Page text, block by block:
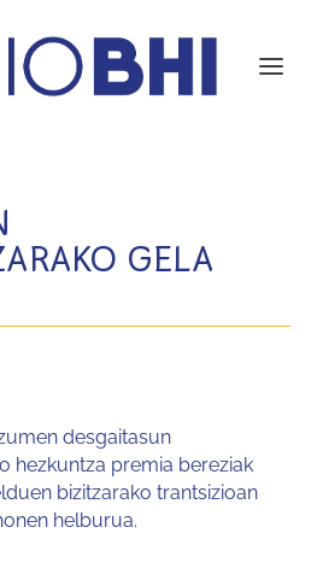
GELA
desgaitasun
hezkuntza premia bereziak
bizitzarako trantsizioan
helburua.